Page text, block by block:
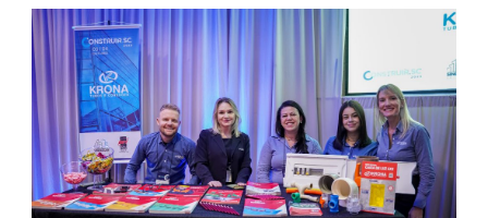
Fale Conosco
NOSSAS ASSOCIADAS
SEJA UM ASSOCIADO
VAGAS